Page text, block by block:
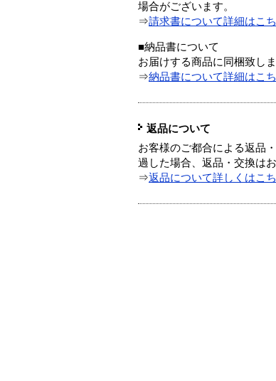
場合がございます。
⇒請求書について詳細はこ
■納品書について
お届けする商品に同梱致しま
⇒納品書について詳細はこ
返品について
お客様のご都合による返品
過した場合、返品・交換は
⇒返品について詳しくはこ